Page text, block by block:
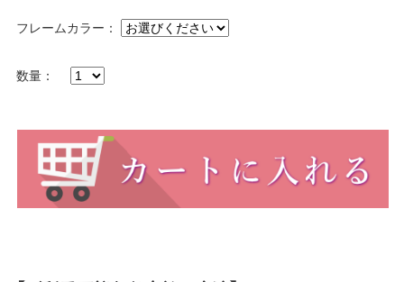
フレームカラー：
数量：